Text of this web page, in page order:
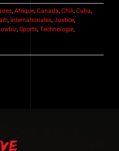
,Afrique,Canada,Chili,Cuba,
, Internationales,Justice,
,Sports,Technologie,